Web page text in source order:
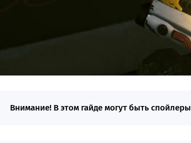
Внимание! В этом гайде могут быть спойлеры